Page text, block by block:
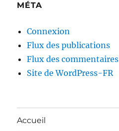
MÉTA
Connexion
Flux des publications
Flux des commentaires
Site de WordPress-FR
Accueil